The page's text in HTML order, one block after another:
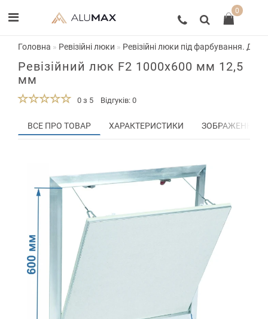
0
Головна Ревізійні люки Ревізійні люки під фарбування.
Ревізійний люк F2 1000x600 мм 12,5
мм
0 з 5 Відгуків: 0
ВСЕ ПРО ТОВАР ХАРАКТЕРИСТИКИ ЗОБРАЖЕННЯ